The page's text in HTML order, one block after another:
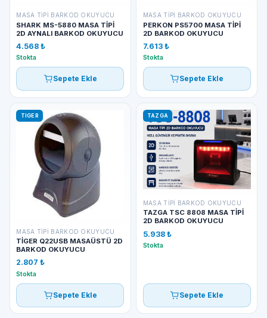
MASA TIPI BARKOD OKUYUCU
SHARK MS-5880 MASA TİPİ
2D AYNALI BARKOD OKUYUCU
4.568 ₺
Stokta
Sepete Ekle
MASA TIPI BARKOD OKUYUCU
PERKON PS5700 MASA TİPİ
2D BARKOD OKUYUCU
7.613 ₺
Stokta
Sepete Ekle
TIGER
MASA TIPI BARKOD OKUYUCU
TİGER Q22USB MASAÜSTÜ 2D
BARKOD OKUYUCU
2.807 ₺
Stokta
Sepete Ekle
TAZGA
MASA TIPI BARKOD OKUYUCU
TAZGA TSC 8808 MASA TİPİ
2D BARKOD OKUYUCU
5.938 ₺
Stokta
Sepete Ekle